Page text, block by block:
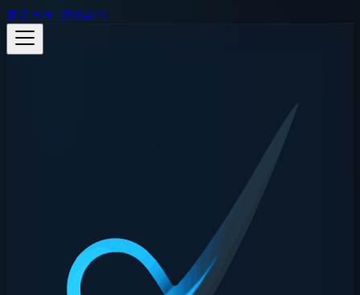
본문으로 건너뛰기